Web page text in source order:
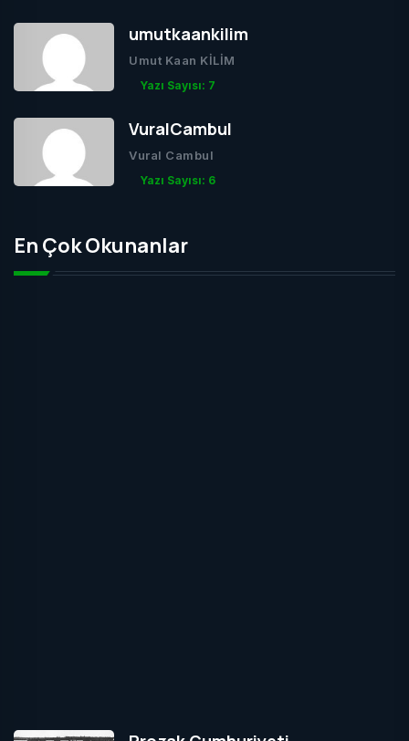
umutkaankilim
Umut Kaan KİLİM
Yazı Sayısı: 7
VuralCambul
Vural Cambul
Yazı Sayısı: 6
En Çok Okunanlar